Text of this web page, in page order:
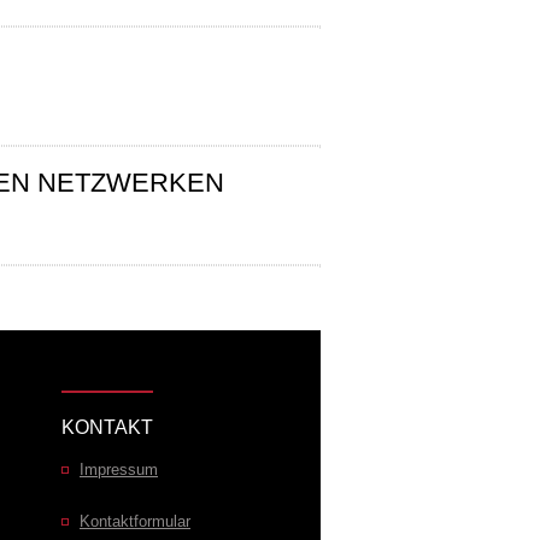
NETZWERKEN
KONTAKT
Impressum
Kontaktformular